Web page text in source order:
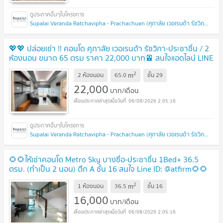
Supalai Veranda Ratchavipha - Prachachuen (ศุภาลัย เวอเรนด้า รัชวิภา - ประชาชื่น)
💖💖 ปล่อยเช่า !! คอนโด ศุภาลัย เวอเรนด้า รัชวิภา-ประชาชื่น / 2
ห้องนอน ขนาด 65 ตรม ราคา 22,000 บาท🚈 สนใจแอดไลน์ LINE
ID: atfirm2010💖💖
2 ห้องนอน 65.0 m2 ชั้น29
22,000 บาท/เดือน
06/08/2026 2:05:16
Supalai Veranda Ratchavipha - Prachachuen (ศุภาลัย เวอเรนด้า รัชวิภา - ประชาชื่น)
🌻🌻ให้เช่าคอนโด Metro Sky บางซื่อ-ประชาชื่น 1Bed+ 36.5
ตรม. (ทำเป็น 2 นอน) ตึก A ชั้น 16 สนใจ Line ID: @atfirm🌻🌻
1 ห้องนอน 36.5 m2 ชั้น 16
16,000 บาท/เดือน
06/08/2026 2:05:16